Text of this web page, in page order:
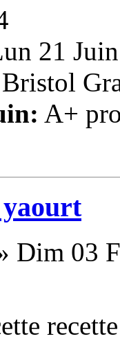
21
Bristol
A+
yaourt
Dim 03